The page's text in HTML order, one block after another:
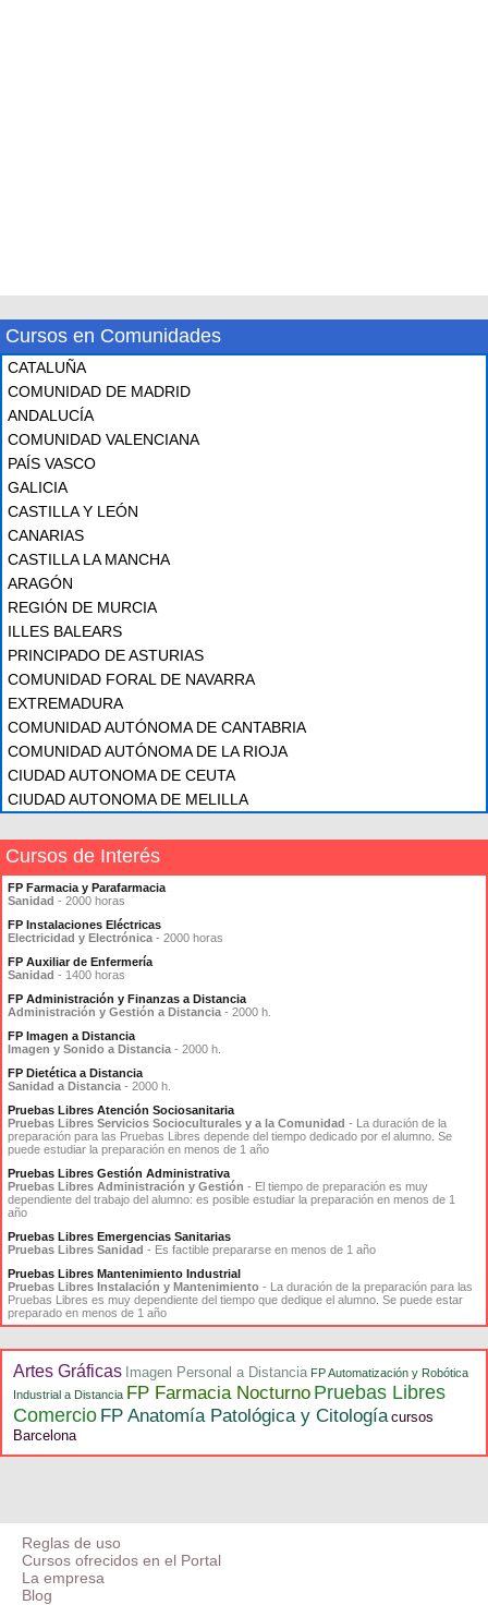
Cursos en Comunidades
CATALUÑA
COMUNIDAD DE MADRID
ANDALUCÍA
COMUNIDAD VALENCIANA
PAÍS VASCO
GALICIA
CASTILLA Y LEÓN
CANARIAS
CASTILLA LA MANCHA
ARAGÓN
REGIÓN DE MURCIA
ILLES BALEARS
PRINCIPADO DE ASTURIAS
COMUNIDAD FORAL DE NAVARRA
EXTREMADURA
COMUNIDAD AUTÓNOMA DE CANTABRIA
COMUNIDAD AUTÓNOMA DE LA RIOJA
CIUDAD AUTONOMA DE CEUTA
CIUDAD AUTONOMA DE MELILLA
Cursos de Interés
FP Farmacia y Parafarmacia
Sanidad - 2000 horas
FP Instalaciones Eléctricas
Electricidad y Electrónica - 2000 horas
FP Auxiliar de Enfermería
Sanidad - 1400 horas
FP Administración y Finanzas a Distancia
Administración y Gestión a Distancia - 2000 h.
FP Imagen a Distancia
Imagen y Sonido a Distancia - 2000 h.
FP Dietética a Distancia
Sanidad a Distancia - 2000 h.
Pruebas Libres Atención Sociosanitaria
Pruebas Libres Servicios Socioculturales y a la Comunidad - La duración de la
preparación para las Pruebas Libres depende del tiempo dedicado por el alumno. Se
puede estudiar la preparación en menos de 1 año
Pruebas Libres Gestión Administrativa
Pruebas Libres Administración y Gestión - El tiempo de preparación es muy
dependiente del trabajo del alumno: es posible estudiar la preparación en menos de 1
año
Pruebas Libres Emergencias Sanitarias
Pruebas Libres Sanidad - Es factible prepararse en menos de 1 año
Pruebas Libres Mantenimiento Industrial
Pruebas Libres Instalación y Mantenimiento - La duración de la preparación para las
Pruebas Libres es muy dependiente del tiempo que dedique el alumno. Se puede estar
preparado en menos de 1 año
Artes Gráficas Imagen Personal a Distancia FP Automatización y Robótica
Industrial a Distancia FP Farmacia Nocturno Pruebas Libres
Comercio FP Anatomía Patológica y Citología cursos
Barcelona
Reglas de uso
Cursos ofrecidos en el Portal
La empresa
Blog